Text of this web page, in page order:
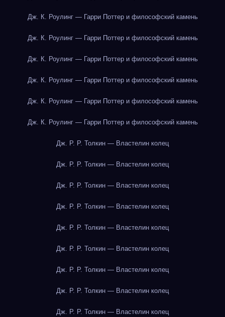
Дж. К. Роулинг — Гарри Поттер и философский камень
Дж. К. Роулинг — Гарри Поттер и философский камень
Дж. К. Роулинг — Гарри Поттер и философский камень
Дж. К. Роулинг — Гарри Поттер и философский камень
Дж. К. Роулинг — Гарри Поттер и философский камень
Дж. К. Роулинг — Гарри Поттер и философский камень
Дж. Р. Р. Толкин — Властелин колец
Дж. Р. Р. Толкин — Властелин колец
Дж. Р. Р. Толкин — Властелин колец
Дж. Р. Р. Толкин — Властелин колец
Дж. Р. Р. Толкин — Властелин колец
Дж. Р. Р. Толкин — Властелин колец
Дж. Р. Р. Толкин — Властелин колец
Дж. Р. Р. Толкин — Властелин колец
Дж. Р. Р. Толкин — Властелин колец